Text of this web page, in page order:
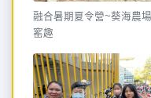
融合暑期夏令營~葵海農
窰趣